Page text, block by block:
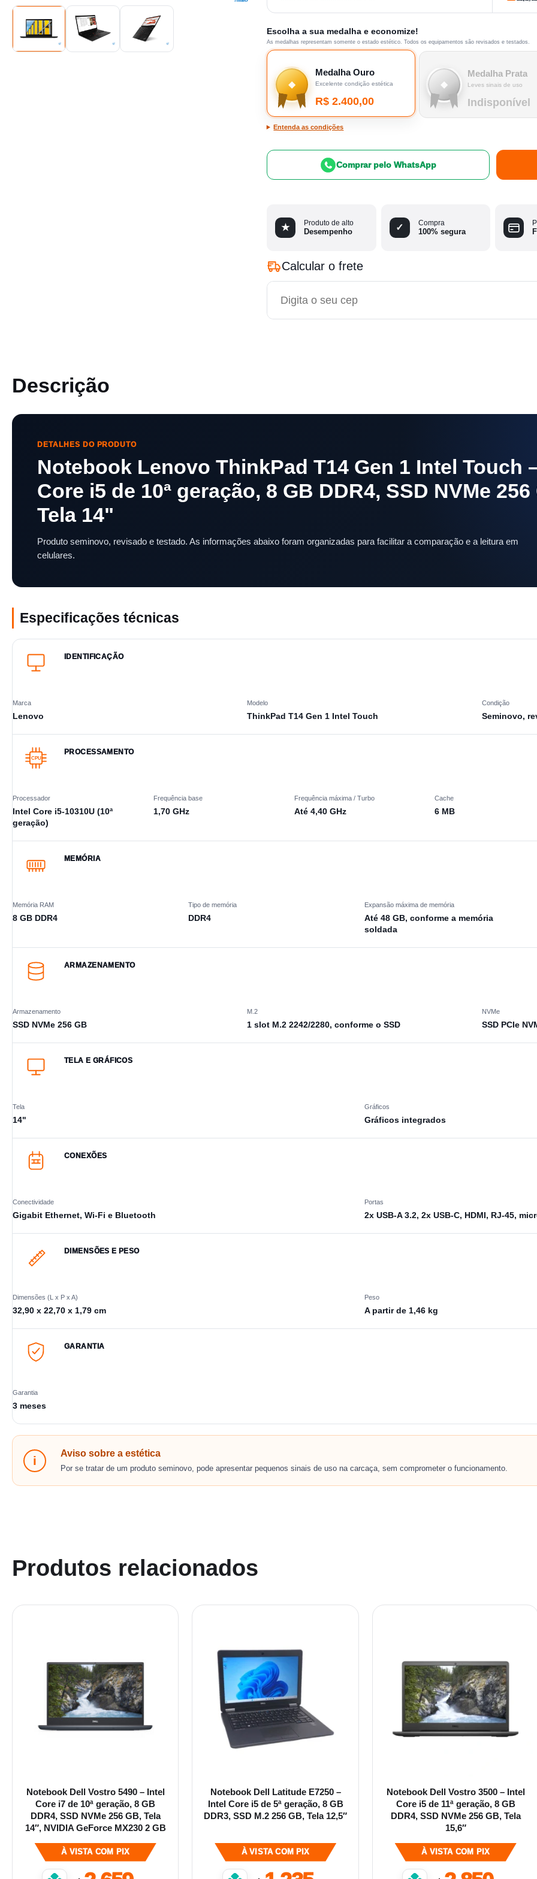
Escolha a sua medalha e economize!
As medalhas representam somente o estado estético. Todos os equipamentos são revisados e testados.
◆
Medalha Ouro
Excelente condição estética
R$2.400,00
◆
Medalha Prata
Leves sinais de uso
Indisponível
Entenda as condições
Comprar pelo WhatsApp
★ Produto de alto
Desempenho ✓ Compra
100% segura
Calcular o frete
CEP
Descrição
DETALHES DO PRODUTO
Notebook Lenovo ThinkPad T14 Gen 1 Intel Touch
Core i5 de 10ª geração, 8 GB DDR4, SSD NVMe 256
Tela 14"
Produto seminovo, revisado e testado. As informações abaixo foram organizadas para facilitar a comparação e a leitura em
celulares.
Especificações técnicas
IDENTIFICAÇÃO
Marca
Lenovo
Modelo
ThinkPad T14 Gen 1 Intel Touch
Condição
Seminovo,
CPU
PROCESSAMENTO
Processador
Intel Core i5-10310U (10ª
geração)
Frequência base
1,70 GHz
Frequência máxima / Turbo
Até 4,40 GHz
Cache
6 MB
MEMÓRIA
Memória RAM
8 GB DDR4
Tipo de memória
DDR4
Expansão máxima de memória
Até 48 GB, conforme a memória
soldada
ARMAZENAMENTO
Armazenamento
SSD NVMe 256 GB
M.2
1 slot M.2 2242/2280, conforme o SSD
NVMe
SSD PCIe
TELA E GRÁFICOS
Tela
14"
Gráficos
Gráficos integrados
CONEXÕES
Conectividade
Gigabit Ethernet, Wi-Fi e Bluetooth
Portas
2x USB-A 3.2, 2x USB-C, HDMI, RJ-45,
DIMENSÕES E PESO
Dimensões (L x P x A)
32,90 x 22,70 x 1,79 cm
Peso
A partir de 1,46 kg
GARANTIA
Garantia
3 meses
i Aviso sobre a estética
Por se tratar de um produto seminovo, pode apresentar pequenos sinais de uso na carcaça, sem comprometer o funcionamento.
Produtos relacionados
Notebook Dell Vostro 5490 – Intel
Core i7 de 10ª geração, 8 GB
DDR4, SSD NVMe 256 GB, Tela
14″, NVIDIA GeForce MX230 2 GB
À VISTA COM PIX
Notebook Dell Latitude E7250 –
Intel Core i5 de 5ª geração, 8 GB
DDR3, SSD M.2 256 GB, Tela 12,5″
À VISTA COM PIX
Notebook Dell Vostro 3500 – Intel
Core i5 de 11ª geração, 8 GB
DDR4, SSD NVMe 256 GB, Tela
15,6″
À VISTA COM PIX